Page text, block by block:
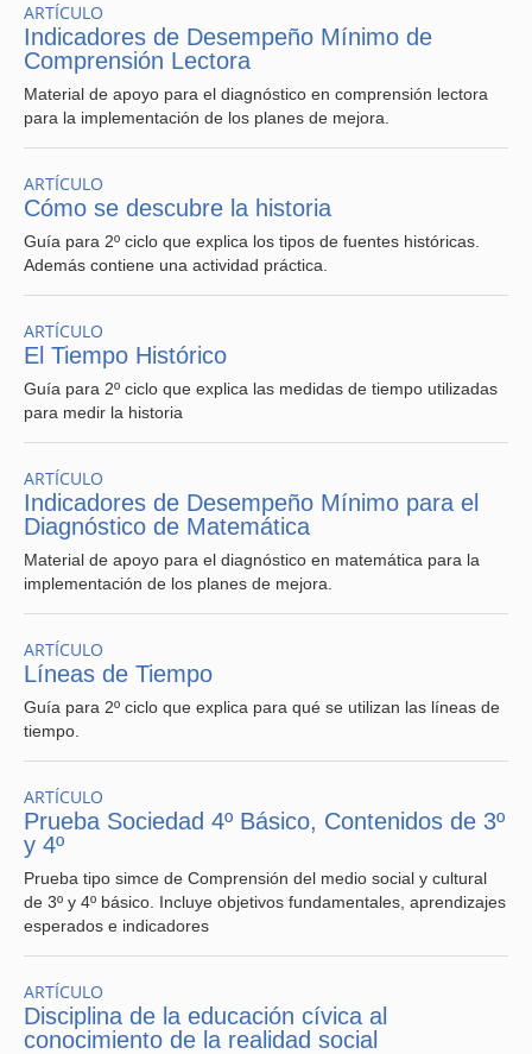
ARTÍCULO
Indicadores de Desempeño Mínimo de
Comprensión Lectora
Material de apoyo para el diagnóstico en comprensión lectora
para la implementación de los planes de mejora.
ARTÍCULO
Cómo se descubre la historia
Guía para 2º ciclo que explica los tipos de fuentes históricas.
Además contiene una actividad práctica.
ARTÍCULO
El Tiempo Histórico
Guía para 2º ciclo que explica las medidas de tiempo utilizadas
para medir la historia
ARTÍCULO
Indicadores de Desempeño Mínimo para el
Diagnóstico de Matemática
Material de apoyo para el diagnóstico en matemática para la
implementación de los planes de mejora.
ARTÍCULO
Líneas de Tiempo
Guía para 2º ciclo que explica para qué se utilizan las líneas de
tiempo.
ARTÍCULO
Prueba Sociedad 4º Básico, Contenidos de 3º
y 4º
Prueba tipo simce de Comprensión del medio social y cultural
de 3º y 4º básico. Incluye objetivos fundamentales, aprendizajes
esperados e indicadores
ARTÍCULO
Disciplina de la educación cívica al
conocimiento de la realidad social